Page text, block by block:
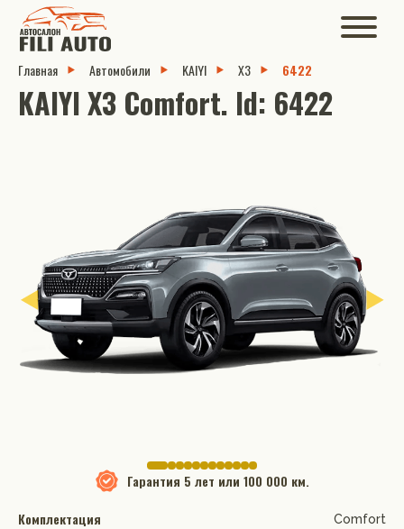
Главная Автомобили KAIYI X3 6422
KAIYI X3 Comfort. Id: 6422
Гарантия 5 лет или 100 000 км.
Комплектация
Comfort